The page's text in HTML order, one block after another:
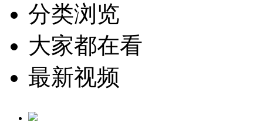
分类浏览
大家都在看
最新视频